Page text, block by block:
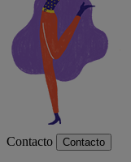
Contacto Contacto